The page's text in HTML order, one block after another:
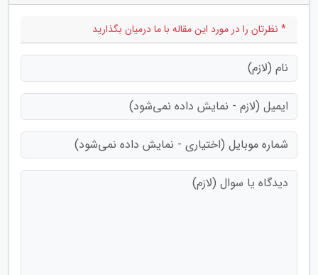
* نظرتان را در مورد این مقاله با ما درمیان بگذارید